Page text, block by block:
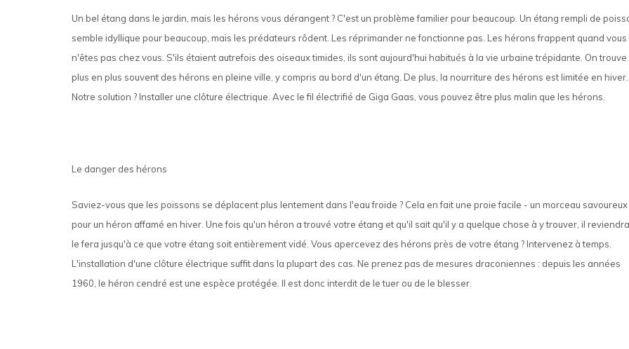
Un bel étang dans le jardin, mais les hérons vous dérangent ? C'est un problème familier pour beaucoup. Un étang rempli de
semble idyllique pour beaucoup, mais les prédateurs rôdent. Les réprimander ne fonctionne pas. Les hérons frappent quand vous
n'êtes pas chez vous. S'ils étaient autrefois des oiseaux timides, ils sont aujourd'hui habitués à la vie urbaine trépidante. On trouve
plus en plus souvent des hérons en pleine ville, y compris au bord d'un étang. De plus, la nourriture des hérons est limitée en hiver.
Notre solution ? Installer une clôture électrique. Avec le fil électrifié de Giga Gaas, vous pouvez être plus malin que les hérons.
Le danger des hérons
Saviez-vous que les poissons se déplacent plus lentement dans l'eau froide ? Cela en fait une proie facile - un morceau
pour un héron affamé en hiver. Une fois qu'un héron a trouvé votre étang et qu'il sait qu'il y a quelque chose à y trouver, il
le fera jusqu'à ce que votre étang soit entièrement vidé. Vous apercevez des hérons près de votre étang ? Intervenez à temps.
L'installation d'une clôture électrique suffit dans la plupart des cas. Ne prenez pas de mesures draconiennes : depuis les années
1960, le héron cendré est une espèce protégée. Il est donc interdit de le tuer ou de le blesser.